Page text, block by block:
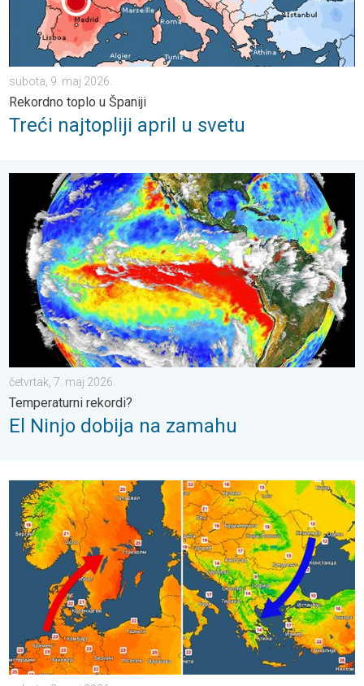
subota, 9. maj 2026.
Rekordno toplo u Španiji
Treći najtopliji april u svetu
El Ninjo dobija na zamahu. Temperaturni rekordi?. . . četvrtak,
četvrtak, 7. maj 2026.
Temperaturni rekordi?
El Ninjo dobija na zamahu
Stokholm 10 stepeni topliji od Atine. Neobično vreme u